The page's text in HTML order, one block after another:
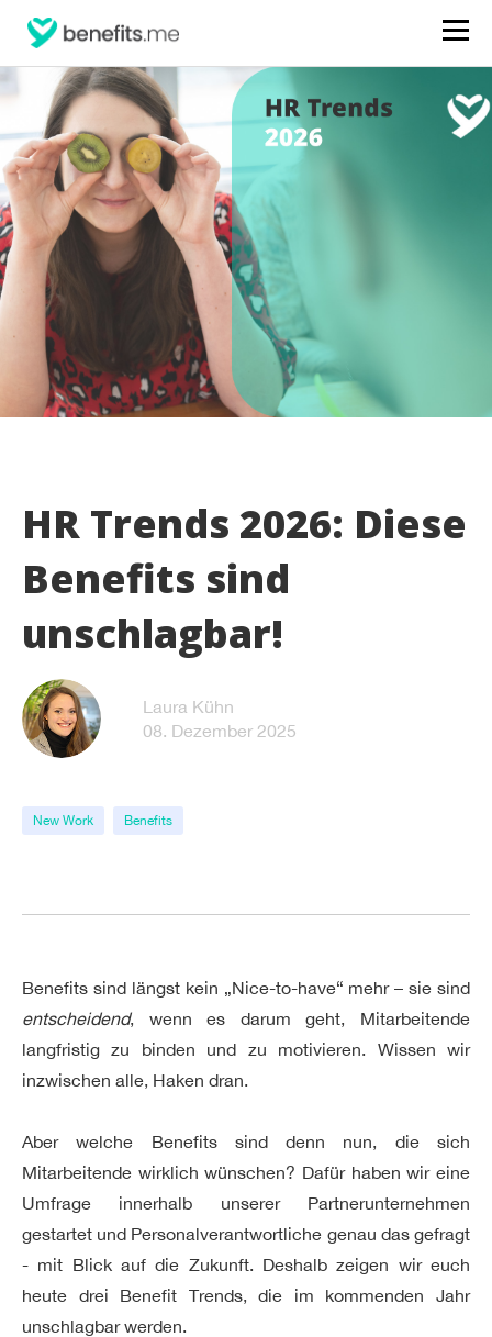
HR Trends 2026: Diese
Benefits sind
unschlagbar!
Laura Kühn
08. Dezember 2025
New Work Benefits
Benefits sind längst kein „Nice-to-have“ mehr – sie sind
entscheidend, wenn es darum geht, Mitarbeitende
langfristig zu binden und zu motivieren. Wissen wir
inzwischen alle, Haken dran.
Aber welche Benefits sind denn nun, die sich
Mitarbeitende wirklich wünschen? Dafür haben wir eine
Umfrage innerhalb unserer Partnerunternehmen
gestartet und Personalverantwortliche genau das gefragt
- mit Blick auf die Zukunft. Deshalb zeigen wir euch
heute drei Benefit Trends, die im kommenden Jahr
unschlagbar werden.